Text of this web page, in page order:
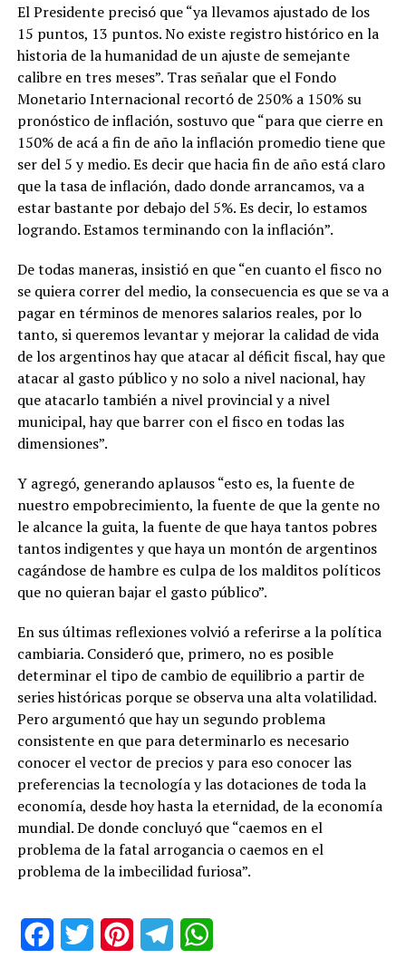
El Presidente precisó que “ya llevamos ajustado de los
15 puntos, 13 puntos. No existe registro histórico en la
historia de la humanidad de un ajuste de semejante
calibre en tres meses”. Tras señalar que el Fondo
Monetario Internacional recortó de 250% a 150% su
pronóstico de inflación, sostuvo que “para que cierre en
150% de acá a fin de año la inflación promedio tiene que
ser del 5 y medio. Es decir que hacia fin de año está claro
que la tasa de inflación, dado donde arrancamos, va a
estar bastante por debajo del 5%. Es decir, lo estamos
logrando. Estamos terminando con la inflación”.
De todas maneras, insistió en que “en cuanto el fisco no
se quiera correr del medio, la consecuencia es que se va a
pagar en términos de menores salarios reales, por lo
tanto, si queremos levantar y mejorar la calidad de vida
de los argentinos hay que atacar al déficit fiscal, hay que
atacar al gasto público y no solo a nivel nacional, hay
que atacarlo también a nivel provincial y a nivel
municipal, hay que barrer con el fisco en todas las
dimensiones”.
Y agregó, generando aplausos “esto es, la fuente de
nuestro empobrecimiento, la fuente de que la gente no
le alcance la guita, la fuente de que haya tantos pobres
tantos indigentes y que haya un montón de argentinos
cagándose de hambre es culpa de los malditos políticos
que no quieran bajar el gasto público”.
En sus últimas reflexiones volvió a referirse a la política
cambiaria. Consideró que, primero, no es posible
determinar el tipo de cambio de equilibrio a partir de
series históricas porque se observa una alta volatilidad.
Pero argumentó que hay un segundo problema
consistente en que para determinarlo es necesario
conocer el vector de precios y para eso conocer las
preferencias la tecnología y las dotaciones de toda la
economía, desde hoy hasta la eternidad, de la economía
mundial. De donde concluyó que “caemos en el
problema de la fatal arrogancia o caemos en el
problema de la imbecilidad furiosa”.
FacebookTwitter PinterestTelegram